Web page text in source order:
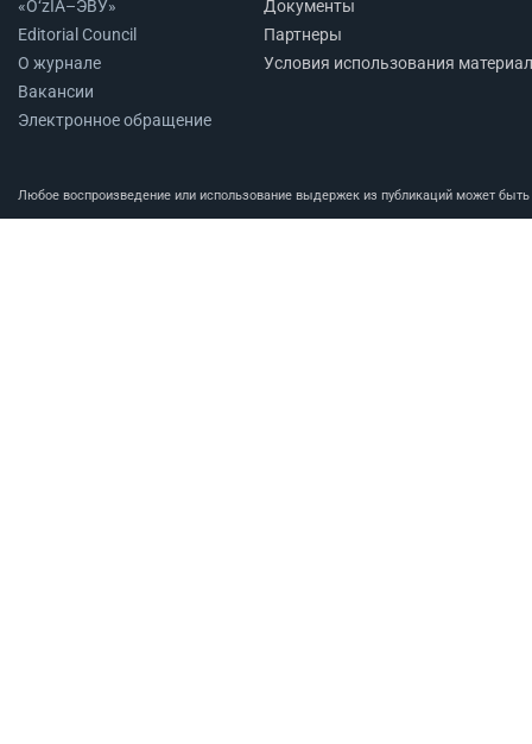
«O‘zIA–ЭВУ»
Editorial Council
О журнале
Вакансии
Электронное обращение
Документы
Партнеры
Условия использования
Любое воспроизведение или использование выдержек из публикаций может